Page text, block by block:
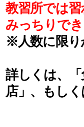
教習所では
みっちりで
※人数に限り
詳しくは、
店」、もし